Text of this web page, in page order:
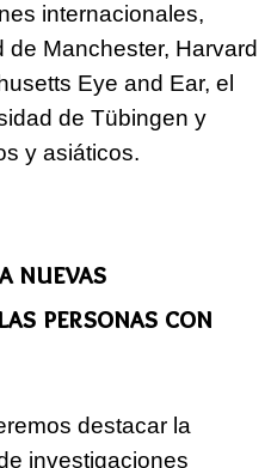
internacionales,
Manchester, Harvard
Eye and Ear, el
de Tübingen y
y asiáticos.
nuevas
personas con
destacar la
investigaciones